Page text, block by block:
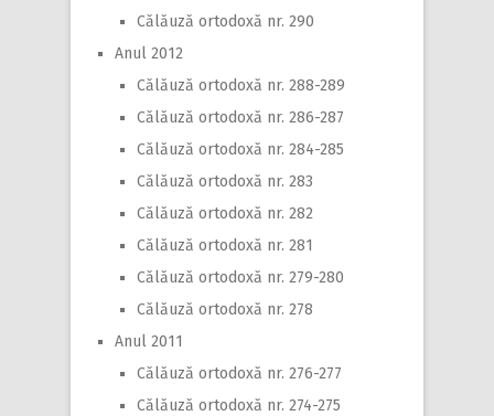
Călăuză ortodoxă nr. 290
Anul 2012
Călăuză ortodoxă nr. 288-289
Călăuză ortodoxă nr. 286-287
Călăuză ortodoxă nr. 284-285
Călăuză ortodoxă nr. 283
Călăuză ortodoxă nr. 282
Călăuză ortodoxă nr. 281
Călăuză ortodoxă nr. 279-280
Călăuză ortodoxă nr. 278
Anul 2011
Călăuză ortodoxă nr. 276-277
Călăuză ortodoxă nr. 274-275